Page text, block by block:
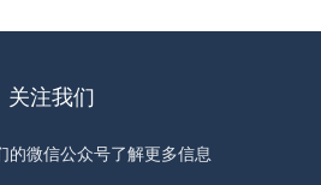
关注我们
的微信公众号了解更多信息